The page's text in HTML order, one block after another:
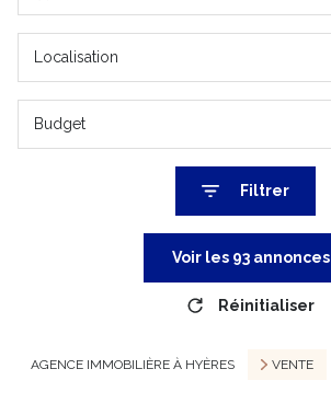
Budget
Filtrer
Voir les 93 annonces
Réinitialiser
AGENCE IMMOBILIÈRE À HYÈRES VENTE